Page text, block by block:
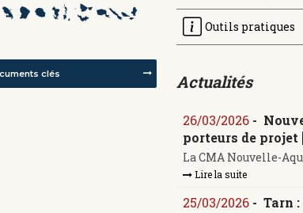
Outils pratiques
Actualités
26/03/2026-
porteurs de projet
La CMA Nouvelle-
Lire la suite
25/03/2026- Tarn
clés